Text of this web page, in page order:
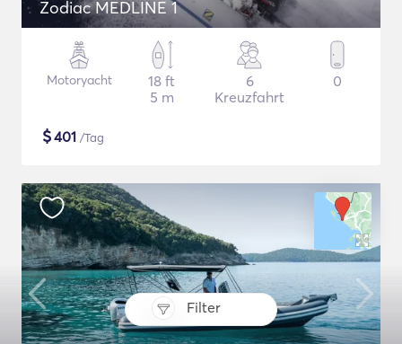
Filter
Zodiac MEDLINE 1
Motoryacht
18 ft
5 m
6
Kreuzfahrt
0
$401 /Tag